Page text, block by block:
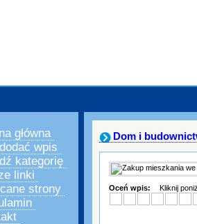
główna
wpis
kategorię
linki
strony
Dom i
Oceń wpis: Kliknij